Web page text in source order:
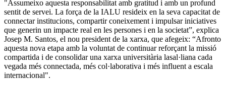
"Assumeixo aquesta responsabilitat amb gratitud i amb un profund
sentit de servei. La força de la IALU resideix en la seva capacitat de
connectar institucions, compartir coneixement i impulsar iniciatives
que generin un impacte real en les persones i en la societat”, explica
Josep M. Santos, el nou president de la xarxa, que afegeix: “Afronto
aquesta nova etapa amb la voluntat de continuar reforçant la missió
compartida i de consolidar una xarxa universitària lasal·liana cada
vegada més connectada, més col·laborativa i més influent a escala
internacional".